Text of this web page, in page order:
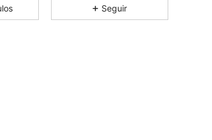
105 cm / 41 in, Color: Blanco, Talla: XL
Seguir